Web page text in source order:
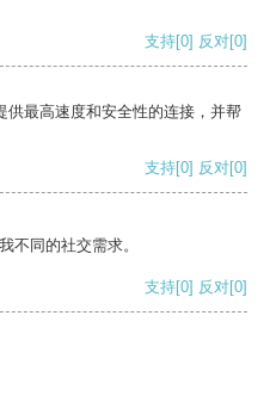
支持[0] 反对[0]
最高速度和安全性的连接，并帮
支持[0] 反对[0]
不同的社交需求。
支持[0] 反对[0]